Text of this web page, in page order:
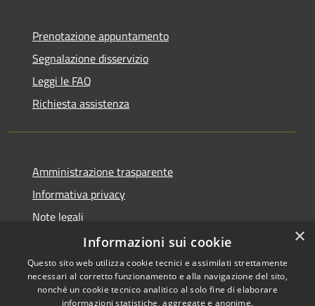
Prenotazione appuntamento
Segnalazione disservizio
Leggi le FAQ
Richiesta assistenza
Amministrazione trasparente
Informativa privacy
Note legali
Dichiarazione di accessibilità
×
Informazioni sui cookie
Questo sito web utilizza cookie tecnici e assimilati strettamente
necessari al corretto funzionamento e alla navigazione del sito,
nonché un cookie tecnico analitico al solo fine di elaborare
informazioni statistiche, aggregate e anonime.